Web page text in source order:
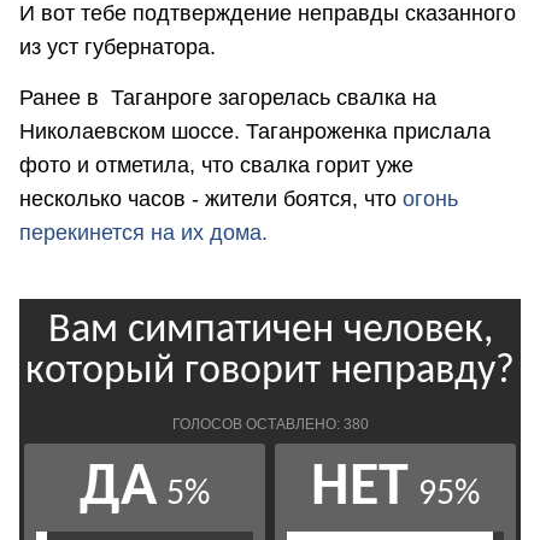
И вот тебе подтверждение неправды сказанного
из уст губернатора.
Ранее в Таганроге загорелась свалка на
Николаевском шоссе. Таганроженка прислала
фото и отметила, что свалка горит уже
несколько часов - жители боятся, что огонь
перекинется на их дома.